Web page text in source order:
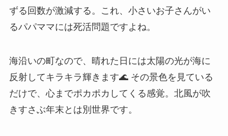
ずる回数が激減する。これ、小さいお子さんがい
るパパママには死活問題ですよね。
海沿いの町なので、晴れた日には太陽の光が海に
反射してキラキラ輝きます🌊 その景色を見ている
だけで、心までポカポカしてくる感覚。北風が吹
きすさぶ年末とは別世界です。